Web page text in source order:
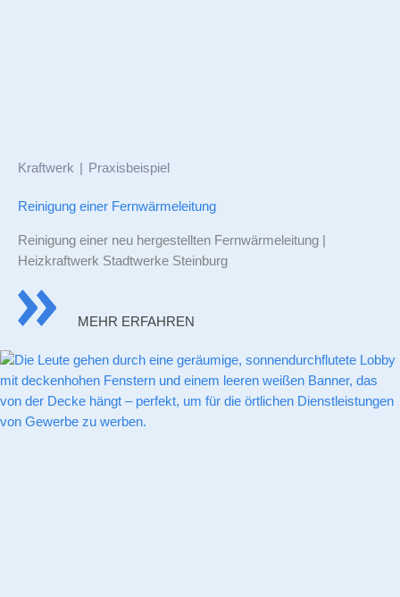
Kraftwerk Praxisbeispiel
Reinigung einer Fernwärmeleitung
Reinigung einer neu hergestellten Fernwärmeleitung |
Heizkraftwerk Stadtwerke Steinburg
MEHR ERFAHREN